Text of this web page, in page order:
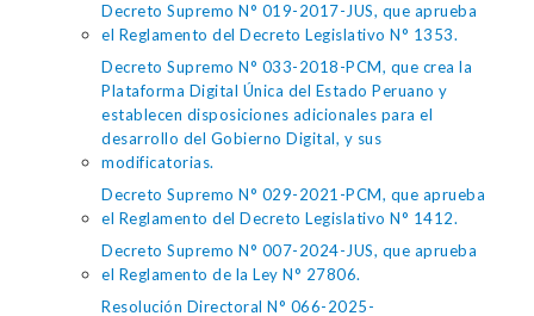
Decreto Supremo N° 019-2017-JUS, que aprueba
el Reglamento del Decreto Legislativo N° 1353.
Decreto Supremo N° 033-2018-PCM, que crea la
Plataforma Digital Única del Estado Peruano y
establecen disposiciones adicionales para el
desarrollo del Gobierno Digital, y sus
modificatorias.
Decreto Supremo N° 029-2021-PCM, que aprueba
el Reglamento del Decreto Legislativo N° 1412.
Decreto Supremo N° 007-2024-JUS, que aprueba
el Reglamento de la Ley N° 27806.
Resolución Directoral N° 066-2025-